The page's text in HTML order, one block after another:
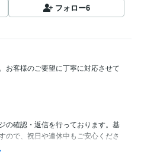
フォロー6
お客様のご要望に丁寧に対応させて
の確認・返信を行っております。基
ので、祝日や連休中もご安心くださ